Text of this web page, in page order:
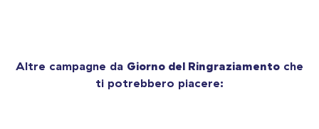
Altre campagne da Giorno del Ringraziamento che
ti potrebbero piacere: